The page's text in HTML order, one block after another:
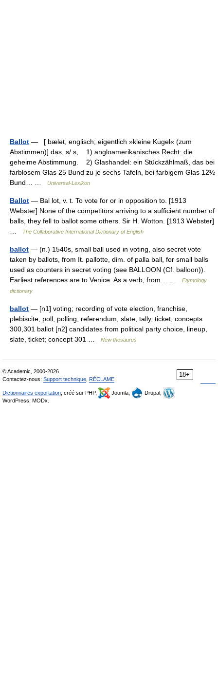
Ballot — [ bælət, englisch; eigentlich »kleine Kugel« (zum
Abstimmen)] das, s/ s, 1) angloamerikanisches Recht: die
geheime Abstimmung. 2) Glashandel: ein Stückzählmaß, das bei
farblosem Glas 25 Bund zu je sechs Tafeln, bei farbigem Glas 12½
Bund… …
Universal-Lexikon
Ballot — Bal lot, v. t. To vote for or in opposition to. [1913
Webster] None of the competitors arriving to a sufficient number of
balls, they fell to ballot some others. Sir H. Wotton. [1913 Webster]
The Collaborative International Dictionary of English
ballot — (n.) 1540s, small ball used in voting, also secret vote
taken by ballots, from It. pallotte, dim. of palla ball, for small balls
used as counters in secret voting (see BALLOON (Cf. balloon)).
Earliest references are to Venice. As a verb, from… …
Etymology
dictionary
ballot — [n1] voting; recording of vote election, franchise,
plebiscite, poll, polling, referendum, slate, tally, ticket; concepts
300,301 ballot [n2] candidates from political party choice, lineup,
slate, ticket; concept 301 …
New thesaurus
18+
© Academic, 2000-2026
Contactez-nous: Support technique RÉCLAME
Dictionnaires exportation , créé sur PHP, Joomla,
Drupal,
WordPress, MODx.